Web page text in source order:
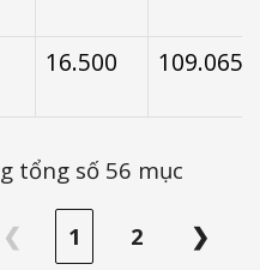
16.500 109.065
tổng số 56 mục
❮ 1 2 ❯